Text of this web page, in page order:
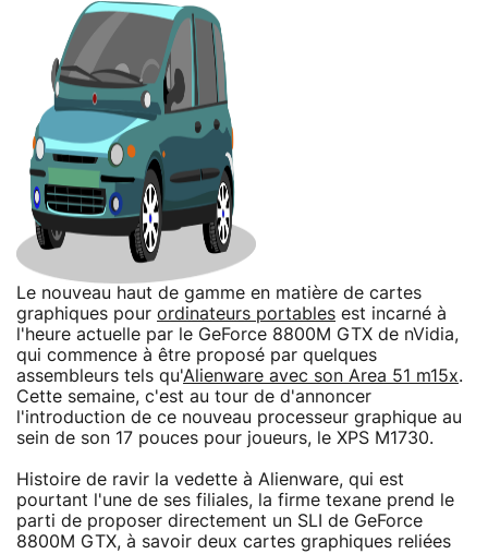
Le nouveau haut de gamme en matière de cartes
graphiques pour ordinateurs portables est incarné à
l'heure actuelle par le GeForce 8800M GTX de nVidia,
qui commence à être proposé par quelques
assembleurs tels qu'Alienware avec son Area 51 m15x.
Cette semaine, c'est au tour de d'annoncer
l'introduction de ce nouveau processeur graphique au
sein de son 17 pouces pour joueurs, le XPS M1730.
Histoire de ravir la vedette à Alienware, qui est
pourtant l'une de ses filiales, la firme texane prend le
parti de proposer directement un SLI de GeForce
8800M GTX, à savoir deux cartes graphiques reliées